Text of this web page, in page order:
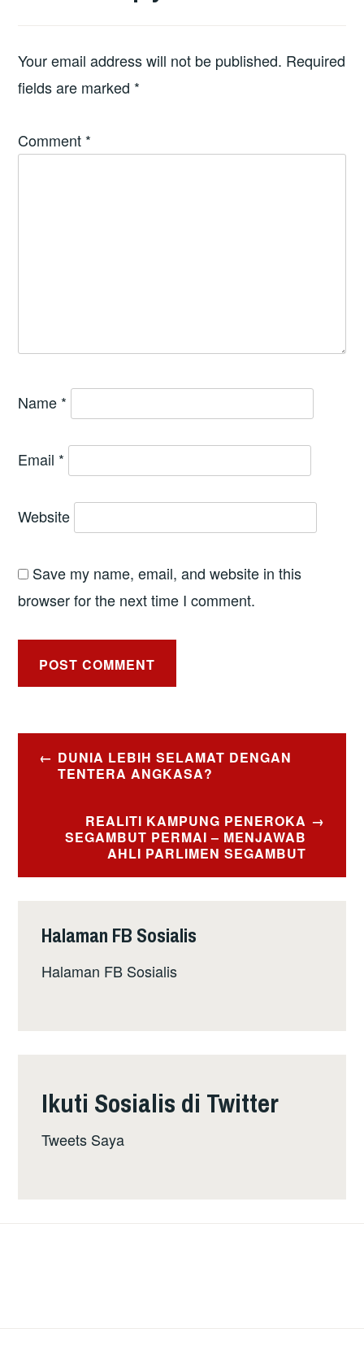
Your email address will not be published. Required
fields are marked *
Comment *
Name *
Email *
Website
Save my name, email, and website in this
browser for the next time I comment.
Post
navigation
DUNIA LEBIH SELAMAT DENGAN
TENTERA ANGKASA?
REALITI KAMPUNG PENEROKA
SEGAMBUT PERMAI – MENJAWAB
AHLI PARLIMEN SEGAMBUT
Halaman FB Sosialis
Halaman FB Sosialis
Ikuti Sosialis di Twitter
Tweets Saya